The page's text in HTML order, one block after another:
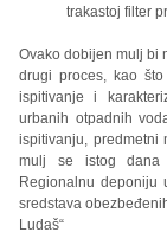
trakastoj filter
Ovako dobijen mulj bi
drugi proces, kao
ispitivanje i
urbanih otpadnih
ispitivanju, predmetni
mulj se istog dana
Regionalnu
sredstava
Ludaš“